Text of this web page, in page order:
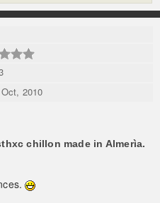
2010
chillon made in Almerìa.